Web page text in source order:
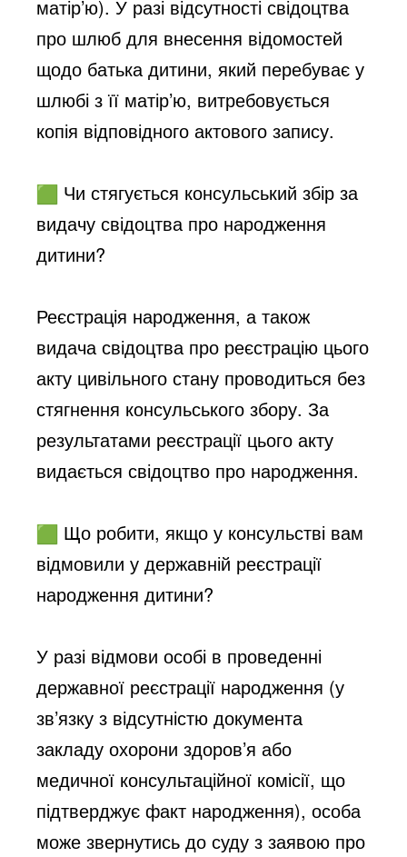
матір’ю). У разі відсутності свідоцтва
про шлюб для внесення відомостей
щодо батька дитини, який перебуває у
шлюбі з її матір’ю, витребовується
копія відповідного актового запису.
Чи стягується консульський збір за
видачу свідоцтва про народження
дитини?
Реєстрація народження, а також
видача свідоцтва про реєстрацію цього
акту цивільного стану проводиться без
стягнення консульського збору. За
результатами реєстрації цього акту
видається свідоцтво про народження.
Що робити, якщо у консульстві вам
відмовили у державній реєстрації
народження дитини?
У разі відмови особі в проведенні
державної реєстрації народження (у
зв’язку з відсутністю документа
закладу охорони здоров’я або
медичної консультаційної комісії, що
підтверджує факт народження), особа
може звернутись до суду з заявою про